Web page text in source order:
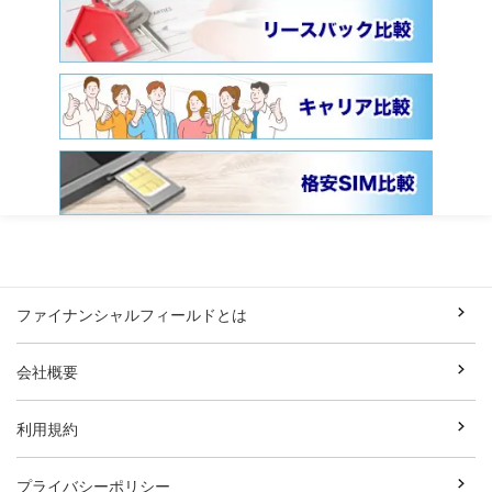
ファイナンシャルフィールドとは
会社概要
利用規約
プライバシーポリシー